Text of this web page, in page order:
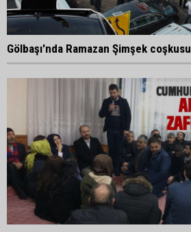
Gölbaşı'nda Ramazan Şimşek coşkusu